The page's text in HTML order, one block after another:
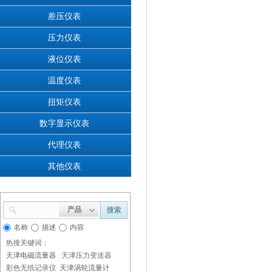
差压仪表
压力仪表
液位仪表
温度仪表
扭矩仪表
数字显示仪表
代理仪表
其他仪表
产品 搜索
名称 描述
内容
热搜关键词：
天津电磁流量器
天津压力变送器
彩色无纸记录仪 天津涡轮流量计